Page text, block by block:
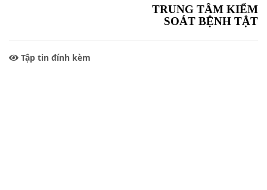
TRUNG TÂM KIỂM
SOÁT BỆNH TẬT
Tập tin đính kèm